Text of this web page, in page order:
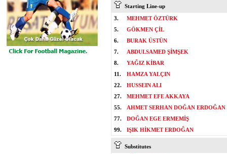
Starting Line-up
3.
MEHMET ÖZTÜRK
5.
GÖKMEN ÇİL
6.
BURAK ÜSTÜN
7.
ABDULSAMED ŞİMŞEK
8.
YAĞIZ KİBAR
11.
HAMZA YALÇIN
22.
HUSSEIN ALI
27.
MEHMET EFE AKKAYA
55.
AHMET SERHAN DOĞAN ERDOĞAN
77.
DOĞAN EGE ERMEMİŞ
99.
IŞIK HİKMET ERDOĞAN
Substitutes